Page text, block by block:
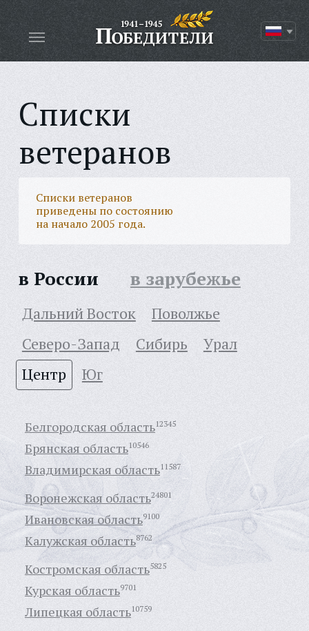
Списки
ветеранов
Списки ветеранов
приведены по состоянию
на начало 2005 года.
в России в зарубежье
Дальний Восток
Поволжье
Северо-Запад
Сибирь
Урал
Центр
Юг
Белгородская область12345
Брянская область10546
Владимирская область11587
Воронежская область24801
Ивановская область9100
Калужская область8762
Костромская область5825
Курская область9701
Липецкая область10759